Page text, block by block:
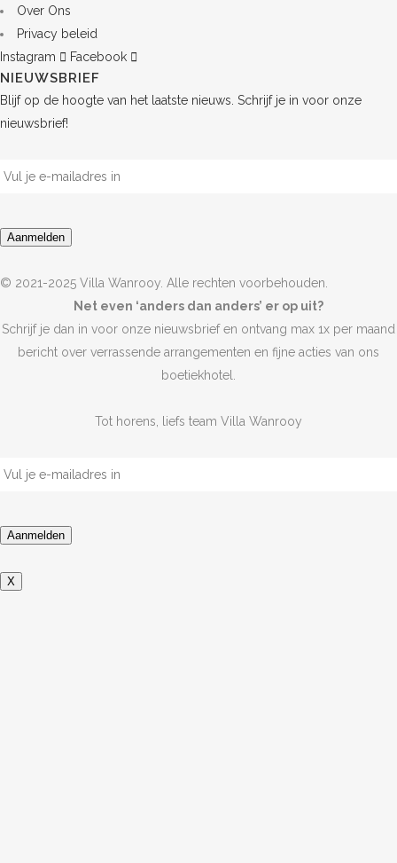
Over Ons
Privacy beleid
Instagram
Facebook
NIEUWSBRIEF
Blijf op de hoogte van het laatste nieuws. Schrijf je in voor onze
nieuwsbrief!
mailadres *
Aanmelden
© 2021-2025 Villa Wanrooy. Alle rechten voorbehouden.
Net even ‘anders dan anders’ er op uit?
Schrijf je dan in voor onze nieuwsbrief en ontvang max 1x per maand
bericht over verrassende arrangementen en fijne acties van ons
boetiekhotel.
Tot horens, liefs team Villa Wanrooy
mailadres *
Aanmelden
X